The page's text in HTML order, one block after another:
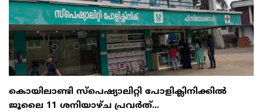
കൊയിലാണ്ടി സ്പെഷ്യാലിറ്റി പോളിക്ലിനിക്കിൽ
ജൂലൈ 11 ശനിയാഴ്ച പ്രവർത്...